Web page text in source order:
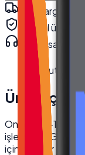
Hızlı kargo ·
Orijinal ürün ·
Kurumsal
Kutu
Ürün
Onega TX-
işlemcisi, 8GB
için ideal bir